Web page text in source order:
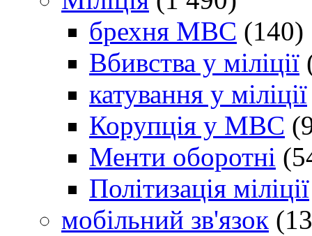
брехня МВС (140)
Вбивства у міліції
катування у міліції
Корупція у МВС
Менти оборотні
Політизація міліції
мобільний зв'язок